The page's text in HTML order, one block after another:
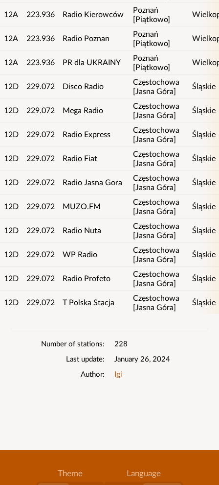
12A 223.936 Radio Kierowców
Poznań
[Piątkowo]
12A 223.936 Radio Poznan
Poznań
[Piątkowo]
12A 223.936 PR dla UKRAINY
Poznań
[Piątkowo]
12D 229.072 Disco Radio
Częstochowa
[Jasna Góra]
Śląskie
12D 229.072 Mega Radio
Częstochowa
[Jasna Góra]
Śląskie
12D 229.072 Radio Express
Częstochowa
[Jasna Góra]
Śląskie
12D 229.072 Radio Fiat
Częstochowa
[Jasna Góra]
Śląskie
12D 229.072 Radio Jasna Gora
Częstochowa
[Jasna Góra]
Śląskie
12D 229.072 MUZO.FM
Częstochowa
[Jasna Góra]
Śląskie
12D 229.072 Radio Nuta
Częstochowa
[Jasna Góra]
Śląskie
12D 229.072 WP Radio
Częstochowa
[Jasna Góra]
Śląskie
12D 229.072 Radio Profeto
Częstochowa
[Jasna Góra]
Śląskie
12D 229.072 T Polska Stacja
Częstochowa
[Jasna Góra]
Śląskie
Number of stations
228
Last update
January 26, 2024
Author
Igi
Theme Language